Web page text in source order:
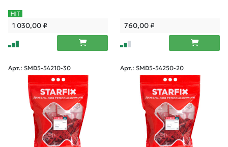
1 030,00₽ 760,00₽
Арт.: SMD5-54210-30 Арт.: SMD5-54250-20